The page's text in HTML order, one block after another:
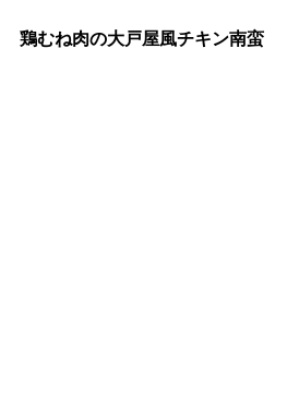
鶏むね肉の大戸屋風チキン南蛮